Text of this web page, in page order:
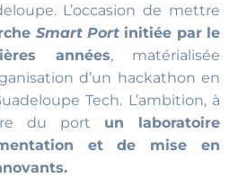
L’occasion de mettre
Smart Portinitiée par le
années, matérialisée
d’un hackathon en
Tech. L’ambition, à
du port un laboratoire
et de mise en